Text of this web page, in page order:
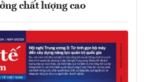
chất lượng cao